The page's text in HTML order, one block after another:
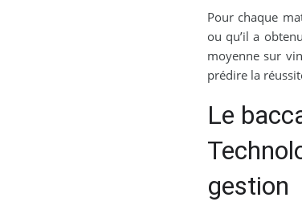
Pour chaque
ou qu’il a
moyenne sur
prédire la
Le
gestion